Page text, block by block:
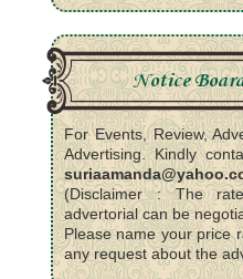
Notice
For Events, Review,
Advertising. Kindly
(Disclaimer : The
advertorial can be
Please name your price
any request about the